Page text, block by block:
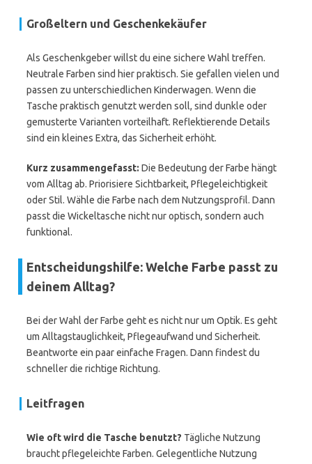
Großeltern und Geschenkekäufer
Als Geschenkgeber willst du eine sichere Wahl treffen.
Neutrale Farben sind hier praktisch. Sie gefallen vielen und
passen zu unterschiedlichen Kinderwagen. Wenn die
Tasche praktisch genutzt werden soll, sind dunkle oder
gemusterte Varianten vorteilhaft. Reflektierende Details
sind ein kleines Extra, das Sicherheit erhöht.
Kurz zusammengefasst: Die Bedeutung der Farbe hängt
vom Alltag ab. Priorisiere Sichtbarkeit, Pflegeleichtigkeit
oder Stil. Wähle die Farbe nach dem Nutzungsprofil. Dann
passt die Wickeltasche nicht nur optisch, sondern auch
funktional.
Entscheidungshilfe: Welche Farbe passt zu
deinem Alltag?
Bei der Wahl der Farbe geht es nicht nur um Optik. Es geht
um Alltagstauglichkeit, Pflegeaufwand und Sicherheit.
Beantworte ein paar einfache Fragen. Dann findest du
schneller die richtige Richtung.
Leitfragen
Wie oft wird die Tasche benutzt? Tägliche Nutzung
braucht pflegeleichte Farben. Gelegentliche Nutzung